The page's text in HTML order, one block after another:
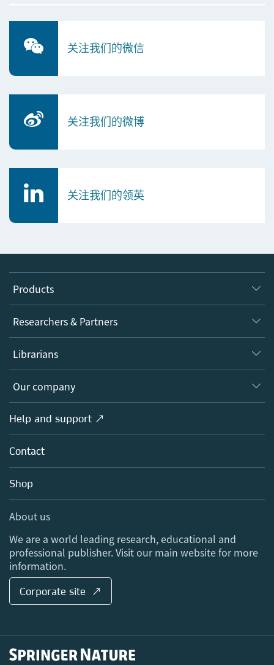
关注我们的微信
关注我们的微博
关注我们的领英
Products
Journals
Books
Platforms
Researchers & Partners
Authors
Editors
Open science
Policies
Librarians
Overview
Products
Licensing
Blog
Sales and account contacts
Our company
Overview
About us
Careers
Media Centre
Locations & Contact
Help and support ↗
Contact
Shop
About us
We are a world leading research, educational and
professional publisher. Visit our main website for more
information.
Corporate site ↗